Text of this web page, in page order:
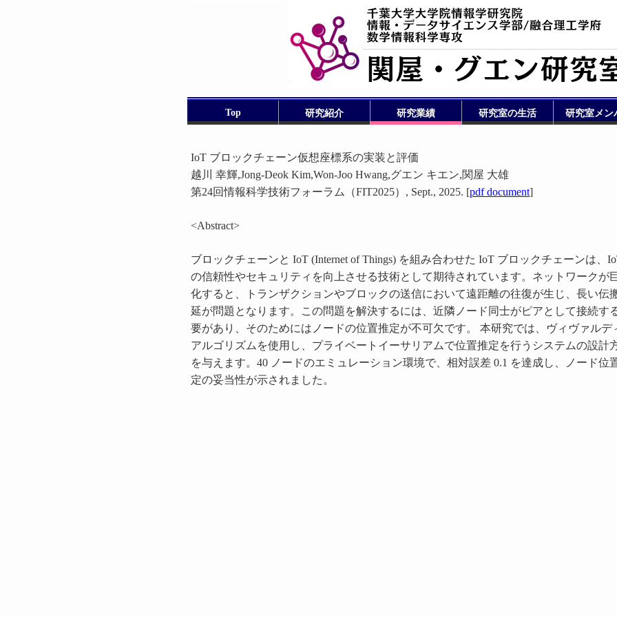
Top 研究紹介 研究業績 研究室の生活 研究室メン
IoT ブロックチェーン仮想座標系の実装と評価
越川 幸輝,Jong-Deok Kim,Won-Joo Hwang,グエン キエン,関屋 大雄
第24回情報科学技術フォーラム（FIT2025）, Sept., 2025. [pdf document]
<Abstract>
ブロックチェーンと IoT (Internet of Things) を組み合わせた IoT ブロックチェーンは、
の信頼性やセキュリティを向上させる技術として期待されています。ネットワークが
化すると、トランザクションやブロックの送信において遠距離の往復が生じ、長い伝
延が問題となります。この問題を解決するには、近隣ノード同士がピアとして接続す
要があり、そのためにはノードの位置推定が不可欠です。 本研究では、ヴィヴァルデ
アルゴリズムを使用し、プライベートイーサリアムで位置推定を行うシステムの設計
を与えます。40 ノードのエミュレーション環境で、相対誤差 0.1 を達成し、ノード位
定の妥当性が示されました。